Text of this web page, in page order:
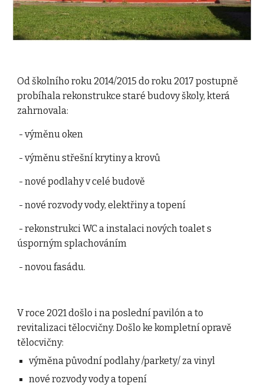
Od školního roku 2014/2015 do roku 2017 postupně
probíhala rekonstrukce staré budovy školy, která
zahrnovala:
- výměnu oken
- výměnu střešní krytiny a krovů
- nové podlahy v celé budově
- nové rozvody vody, elektřiny a topení
úsporným splachováním
- novou fasádu.
V roce 2021 došlo i na poslední pavilón a to
revitalizaci tělocvičny. Došlo ke kompletní opravě
tělocvičny:
výměna původní podlahy /parkety/ za vinyl
nové rozvody vody a topení